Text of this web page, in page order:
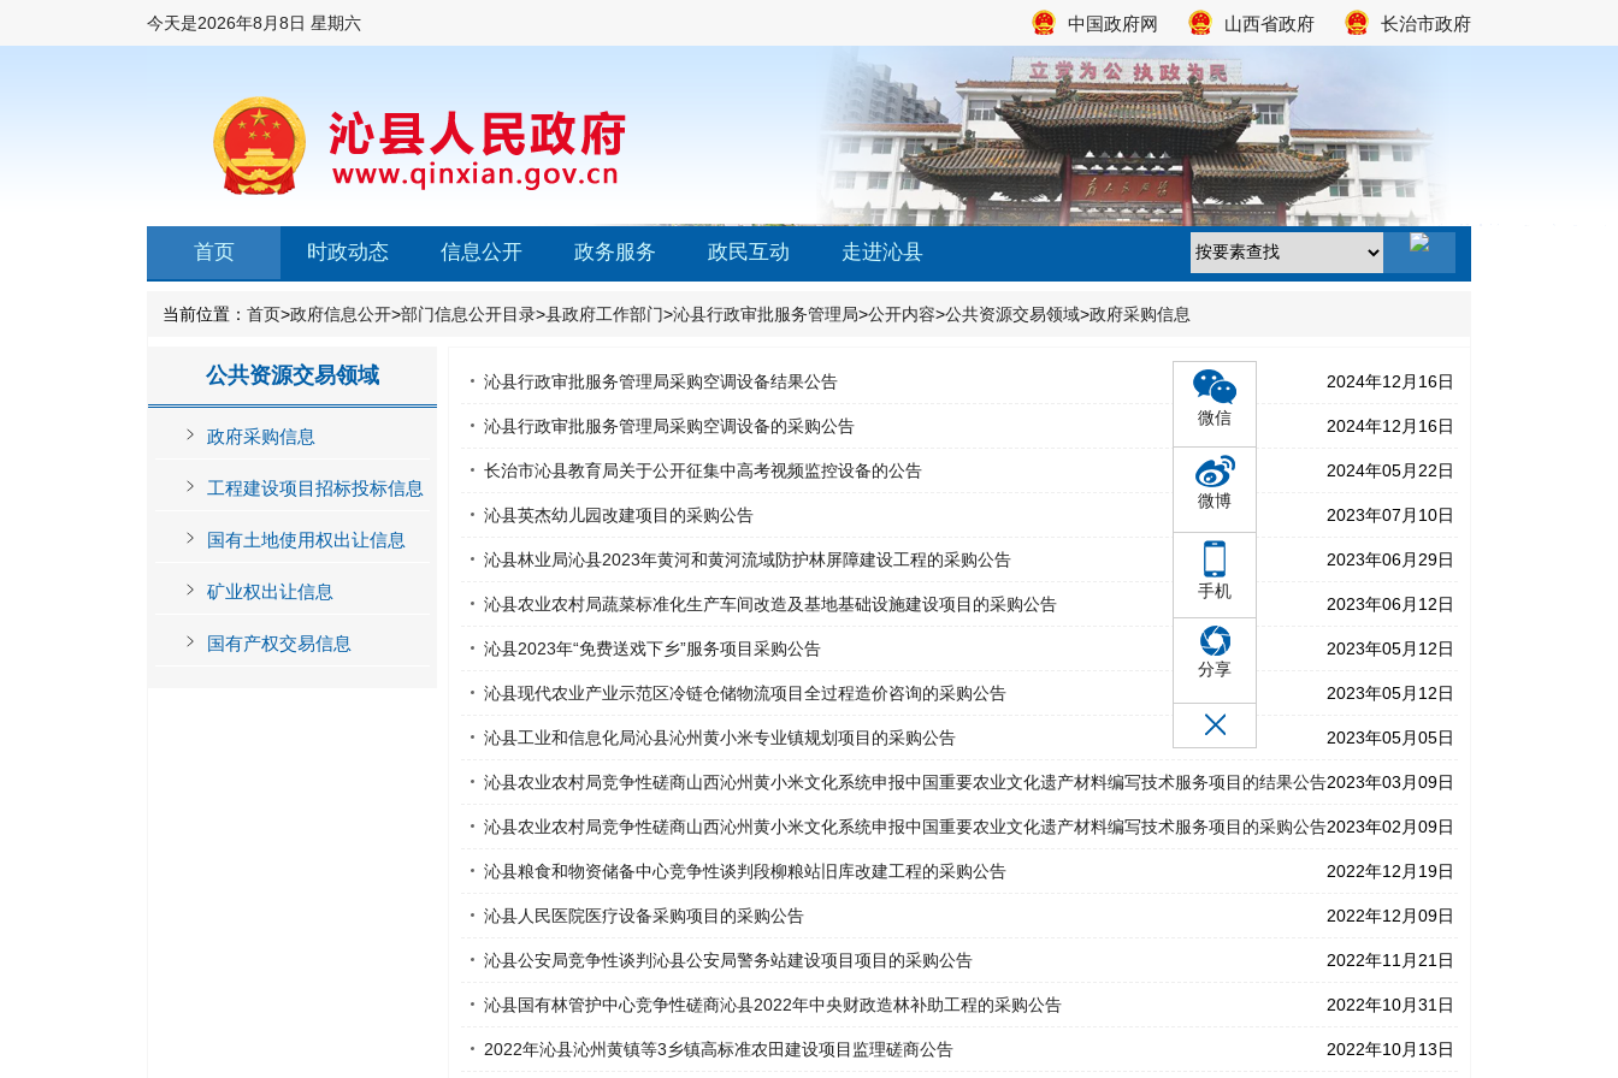
微信
微博
手机
分享
今天是2026年8月8日 星期六 中国政府网 山西省政府 长治市政府
首页 时政动态 信息公开 政务服务 政民互动 走进沁县
当前位置： 首页>政府信息公开>部门信息公开目录>县政府工作部门>沁县行政审批服务管理局>公开内容>公共资源交易领域>政府采购信息
公共资源交易领域
政府采购信息
工程建设项目招标投标信息
国有土地使用权出让信息
矿业权出让信息
国有产权交易信息
沁县行政审批服务管理局采购空调设备结果公告 2024年12月16日
沁县行政审批服务管理局采购空调设备的采购公告 2024年12月16日
长治市沁县教育局关于公开征集中高考视频监控设备的公告 2024年05月22日
沁县英杰幼儿园改建项目的采购公告 2023年07月10日
沁县林业局沁县2023年黄河和黄河流域防护林屏障建设工程的采购公告 2023年06月29日
沁县农业农村局蔬菜标准化生产车间改造及基地基础设施建设项目的采购公告 2023年06月12日
沁县2023年“免费送戏下乡”服务项目采购公告 2023年05月12日
沁县现代农业产业示范区冷链仓储物流项目全过程造价咨询的采购公告 2023年05月12日
沁县工业和信息化局沁县沁州黄小米专业镇规划项目的采购公告 2023年05月05日
沁县农业农村局竞争性磋商山西沁州黄小米文化系统申报中国重要农业文化遗产材料编写技术服务项目的结果公告2023年03月09日
沁县农业农村局竞争性磋商山西沁州黄小米文化系统申报中国重要农业文化遗产材料编写技术服务项目的采购公告2023年02月09日
沁县粮食和物资储备中心竞争性谈判段柳粮站旧库改建工程的采购公告 2022年12月19日
沁县人民医院医疗设备采购项目的采购公告 2022年12月09日
沁县公安局竞争性谈判沁县公安局警务站建设项目项目的采购公告 2022年11月21日
沁县国有林管护中心竞争性磋商沁县2022年中央财政造林补助工程的采购公告 2022年10月31日
2022年沁县沁州黄镇等3乡镇高标准农田建设项目监理磋商公告 2022年10月13日